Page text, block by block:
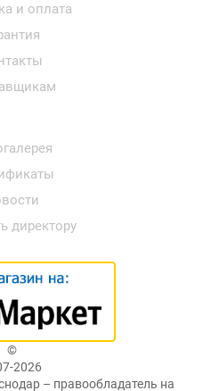
и оплата
директору
©
2026
– правообладатель на